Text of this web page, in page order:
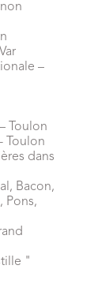
–
Toulon
Toulon
dans
Bacon,
Pons,
"